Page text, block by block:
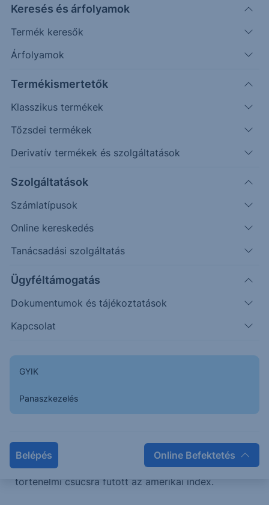
Keresés és árfolyamok
Termék keresők
Árfolyamok
Termékismertetők
Klasszikus termékek
Tőzsdei termékek
Derivatív termékek és szolgáltatások
Szolgáltatások
Számlatípusok
Online kereskedés
Tanácsadási szolgáltatás
Ügyféltámogatás
Dokumentumok és tájékoztatások
Kapcsolat
GYIK
Panaszkezelés
Belépés Online Befektetés
piacra.
Timeframe
Napos
A látott emelkedés nem befolyásolja a korábban
kialakított képet a piacról (megérkezett az újabb
jelzés megjelenésére számítunk, ezért a korábban
megfogalmazott várakozásainkat fenntartjuk:
Várakozásainknak megfelelően a Shooting Star nem
működött, nem hozott fordulatot, hanem újabb
történelmi csúcsra futott az amerikai index.